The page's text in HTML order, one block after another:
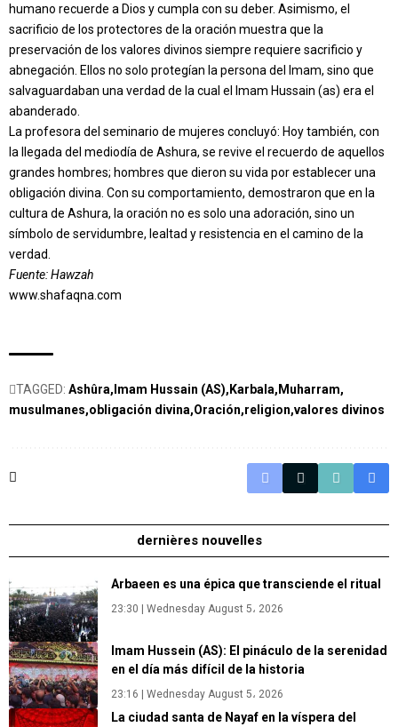
humano recuerde a Dios y cumpla con su deber. Asimismo, el
sacrificio de los protectores de la oración muestra que la
preservación de los valores divinos siempre requiere sacrificio y
abnegación. Ellos no solo protegían la persona del Imam, sino que
salvaguardaban una verdad de la cual el Imam Hussain (as) era el
abanderado.
La profesora del seminario de mujeres concluyó: Hoy también, con
la llegada del mediodía de Ashura, se revive el recuerdo de aquellos
grandes hombres; hombres que dieron su vida por establecer una
obligación divina. Con su comportamiento, demostraron que en la
cultura de Ashura, la oración no es solo una adoración, sino un
símbolo de servidumbre, lealtad y resistencia en el camino de la
verdad.
Fuente:Hawzah
www.shafaqna.com
TAGGED: Ashûra Imam Hussain (AS) Karbala Muharram
musulmanes obligación divina Oración religion valores divinos
dernières nouvelles
Arbaeen es una épica que transciende el ritual
23:30 | Wednesday August 5، 2026
Imam Hussein (AS): El pináculo de la serenidad
en el día más difícil de la historia
23:16 | Wednesday August 5، 2026
La ciudad santa de Nayaf en la víspera del